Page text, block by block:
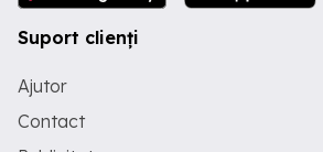
Suport clienți
Ajutor
Contact